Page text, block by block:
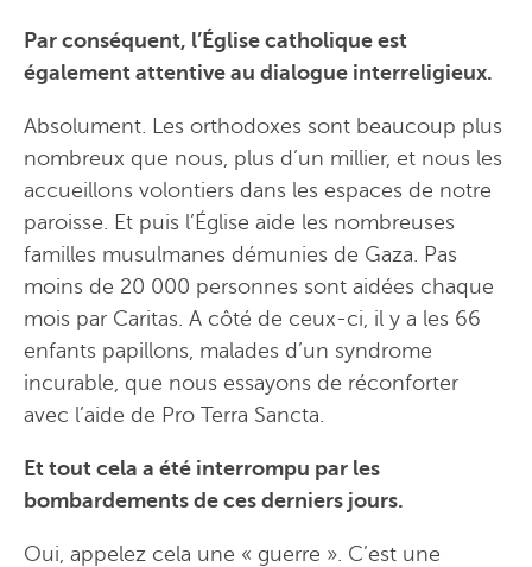
Par conséquent, l’Église catholique est
également attentive au dialogue interreligieux.
Absolument. Les orthodoxes sont beaucoup plus
nombreux que nous, plus d’un millier, et nous les
accueillons volontiers dans les espaces de notre
paroisse. Et puis l’Église aide les nombreuses
familles musulmanes démunies de Gaza. Pas
moins de 20 000 personnes sont aidées chaque
mois par Caritas. A côté de ceux-ci, il y a les 66
enfants papillons, malades d’un syndrome
incurable, que nous essayons de réconforter
avec l’aide de Pro Terra Sancta.
Et tout cela a été interrompu par les
bombardements de ces derniers jours.
Oui, appelez cela une « guerre ». C’est une